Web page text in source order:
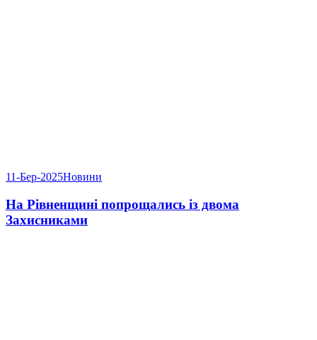
11-Бер-2025Новини
На Рівненщині попрощались із двома
Захисниками